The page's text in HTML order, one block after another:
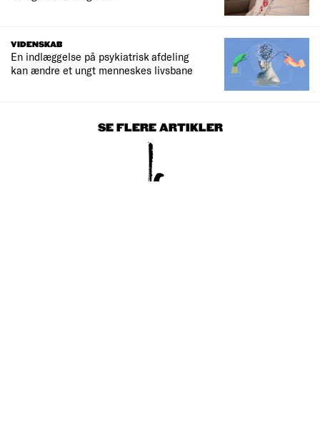
VIDENSKAB
En indlæggelse på psykiatrisk afdeling
kan ændre et ungt menneskes livsbane
SE FLERE ARTIKLER